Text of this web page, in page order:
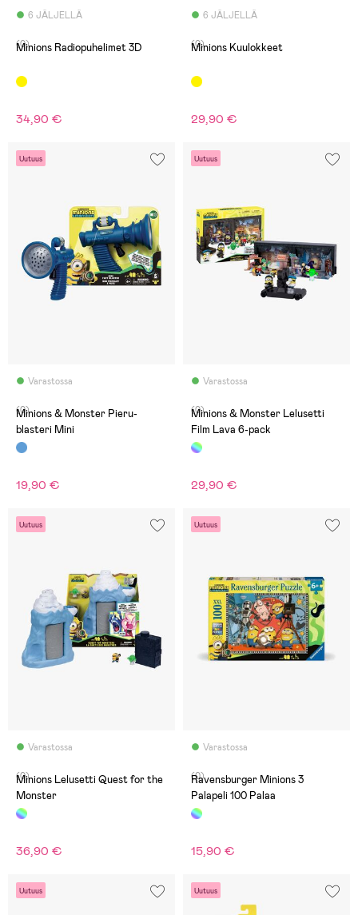
6 JÄLJELLÄ
(0)
Minions Radiopuhelimet 3D
34,90 €
6 JÄLJELLÄ
(0)
Minions Kuulokkeet
29,90 €
Uutuus
Varastossa
(0)
Minions & Monster Pieru-
blasteri Mini
19,90 €
Uutuus
Varastossa
(0)
Minions & Monster Lelusetti
Film Lava 6-pack
29,90 €
Uutuus
Varastossa
(0)
Minions Lelusetti Quest for the
Monster
36,90 €
Uutuus
Varastossa
(0)
Ravensburger Minions 3
Palapeli 100 Palaa
15,90 €
Uutuus Uutuus